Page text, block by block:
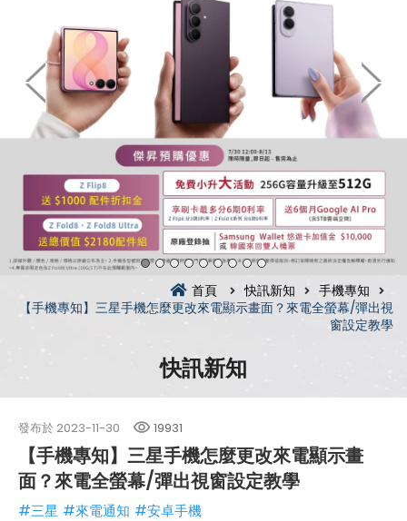
首頁 快訊新知
手機專知
【手機專知】三星手機怎麼更改來電顯示畫面？來電全螢幕/彈出視
窗設定教學
快訊新知
發布於 2023-11-30 19931
【手機專知】三星手機怎麼更改來電顯示畫
面？來電全螢幕/彈出視窗設定教學
#三星 #來電通知 #安卓手機